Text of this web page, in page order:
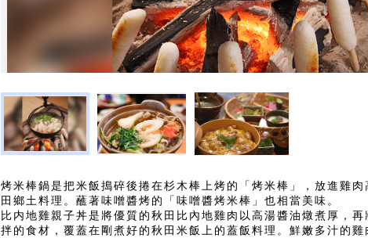
烤米棒鍋是把米飯搗碎後捲在杉木棒上烤的「烤米棒」，放進雞肉
田鄉土料理。蘸著味噌醬烤的「味噌醬烤米棒」也相當美味。
比内地雞親子丼是將優質的秋田比內地雞肉以高湯醬油燉煮厚，
拌的食材，覆蓋在剛煮好的秋田米飯上的蓋飯料理。鮮嫩多汁的